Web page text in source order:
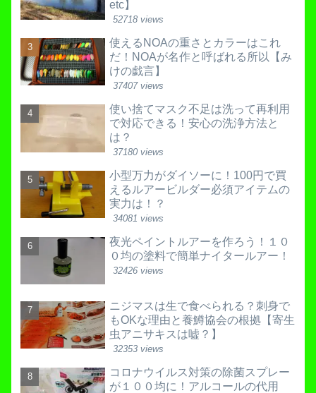
etc】
52718 views
使えるNOAの重さとカラーはこれ
だ！NOAが名作と呼ばれる所以【み
けの戯言】
37407 views
使い捨てマスク不足は洗って再利用
で対応できる！安心の洗浄方法と
は？
37180 views
小型万力がダイソーに！100円で買
えるルアービルダー必須アイテムの
実力は！？
34081 views
夜光ペイントルアーを作ろう！１０
０均の塗料で簡単ナイタールアー！
32426 views
ニジマスは生で食べられる？刺身で
もOKな理由と養鱒協会の根拠【寄生
虫アニサキスは嘘？】
32353 views
コロナウイルス対策の除菌スプレー
が１００均に！アルコールの代用